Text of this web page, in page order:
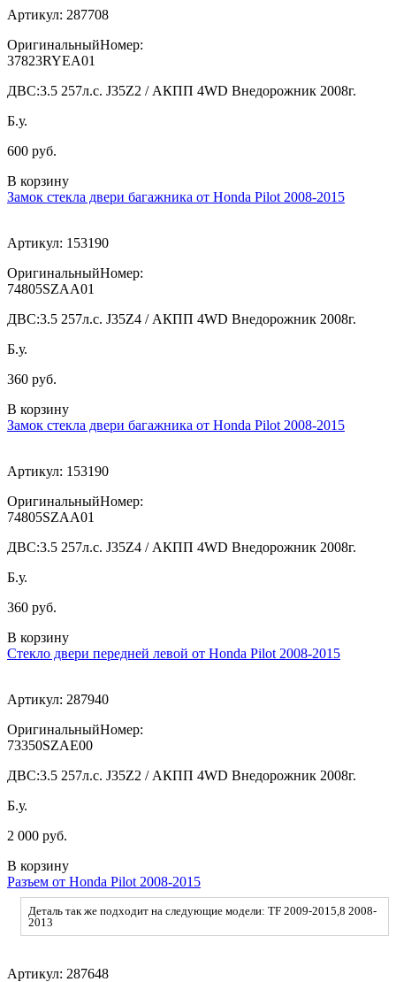
Артикул: 287708
ОригинальныйНомер:
37823RYEA01
ДВС:3.5 257л.с. J35Z2 / АКПП 4WD Внедорожник 2008г.
Б.у.
600 руб.
В корзину
Замок стекла двери багажника от Honda Pilot 2008-2015
Артикул: 153190
ОригинальныйНомер:
74805SZAA01
ДВС:3.5 257л.с. J35Z4 / АКПП 4WD Внедорожник 2008г.
Б.у.
360 руб.
В корзину
Замок стекла двери багажника от Honda Pilot 2008-2015
Артикул: 153190
ОригинальныйНомер:
74805SZAA01
ДВС:3.5 257л.с. J35Z4 / АКПП 4WD Внедорожник 2008г.
Б.у.
360 руб.
В корзину
Стекло двери передней левой от Honda Pilot 2008-2015
Артикул: 287940
ОригинальныйНомер:
73350SZAE00
ДВС:3.5 257л.с. J35Z2 / АКПП 4WD Внедорожник 2008г.
Б.у.
2 000 руб.
В корзину
Разъем от Honda Pilot 2008-2015
Деталь так же подходит на следующие модели: TF 2009-2015,8 2008-
2013
Артикул: 287648